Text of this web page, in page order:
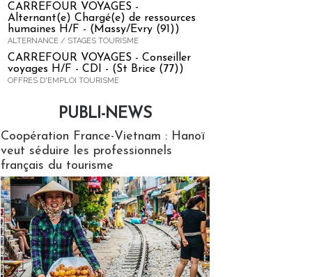
CARREFOUR VOYAGES -
Alternant(e) Chargé(e) de ressources
humaines H/F - (Massy/Evry (91))
ALTERNANCE / STAGES TOURISME
CARREFOUR VOYAGES - Conseiller
voyages H/F - CDI - (St Brice (77))
OFFRES D'EMPLOI TOURISME
PUBLI-NEWS
Coopération France-Vietnam : Hanoï
veut séduire les professionnels
français du tourisme